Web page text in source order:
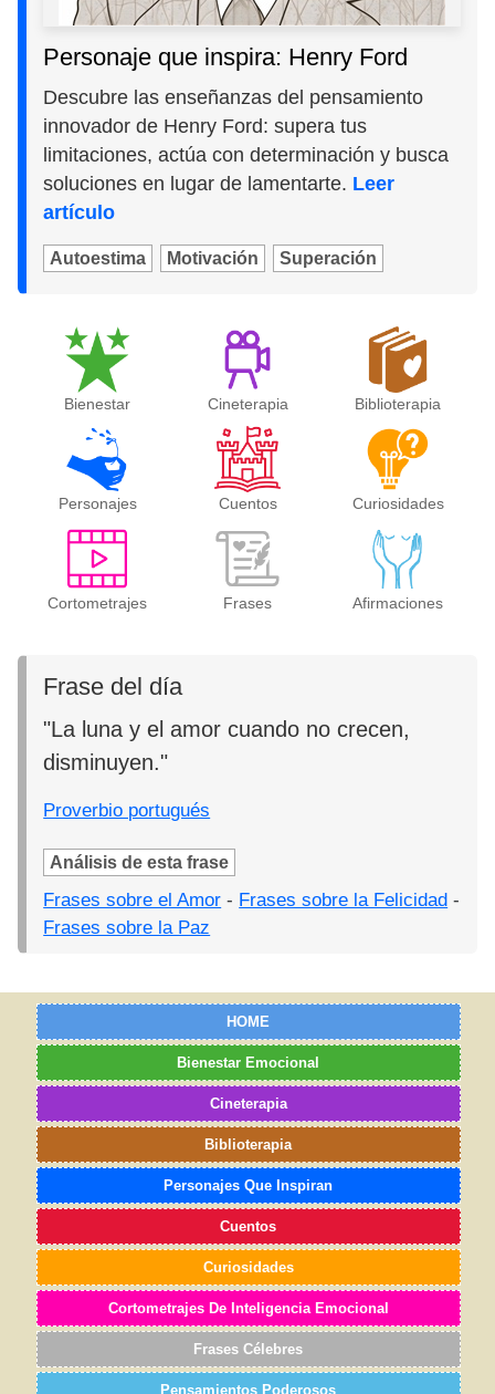
Personaje que inspira: Henry Ford
Descubre las enseñanzas del pensamiento
innovador de Henry Ford: supera tus
limitaciones, actúa con determinación y busca
soluciones en lugar de lamentarte. Leer
artículo
Autoestima Motivación Superación
Bienestar Cineterapia Biblioterapia
Personajes Cuentos Curiosidades
Cortometrajes Frases Afirmaciones
Frase del día
"La luna y el amor cuando no crecen,
disminuyen."
Proverbio portugués
Análisis de esta frase
Frases sobre el Amor - Frases sobre la Felicidad -
Frases sobre la Paz
HOME
Bienestar Emocional
Cineterapia
Biblioterapia
Personajes Que Inspiran
Cuentos
Curiosidades
Cortometrajes De Inteligencia Emocional
Frases Célebres
Pensamientos Poderosos